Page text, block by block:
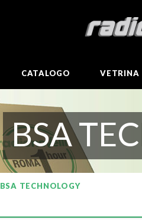
CATALOGO VETRINA
BSA
BSA TECHNOLOGY